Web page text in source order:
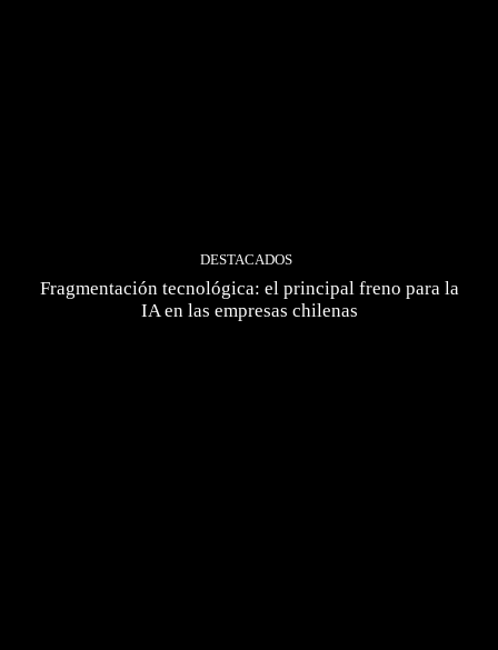
DESTACADOS
Fragmentación tecnológica: el principal freno para la
IA en las empresas chilenas